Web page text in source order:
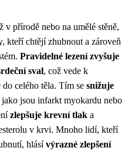
přírodě nebo na umělé stěně,
kteří chtějí zhubnout a zároveň
Pravidelné lezení zvyšuje
sval, což vede k
celého těla. Tím se snižuje
jako jsou infarkt myokardu nebo
zlepšuje krevní tlak a
v krvi. Mnoho lidí, kteří
hlásívýrazné zlepšení